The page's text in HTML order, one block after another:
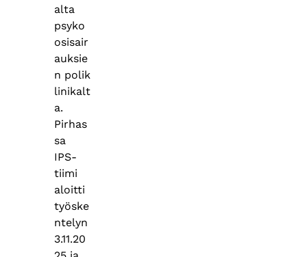
alta
psyko
osisair
auksie
n polik
linikalt
a.
Pirhas
sa
IPS-
tiimi
aloitti
työske
ntelyn
3.11.20